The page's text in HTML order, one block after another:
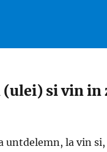
si vin in
untdelemn, la vin